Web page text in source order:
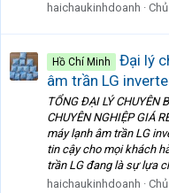
haichaukinhdoanh
Hồ Chí Minh
Đại lý
âm trần LG
TỔNG ĐẠI LÝ CHUYÊN
CHUYÊN NGHIỆP GIÁ
máy lạnh âm trần LG
tin cậy cho mọi khách
trần LG đang là sự lựa
haichaukinhdoanh